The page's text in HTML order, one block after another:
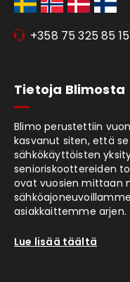
+358 75 325 85 15
Tietoja Blimosta
Blimo perustettiin
kasvanut siten, että
sähkökäyttöisten
senioriskoottereiden
ovat vuosien mittaan
asiakkaittemme arjen.
Lue lisää täältä